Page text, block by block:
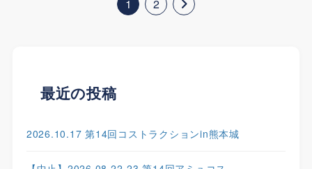
1 2
最近の投稿
2026.10.17 第14回コストラクションin熊本城